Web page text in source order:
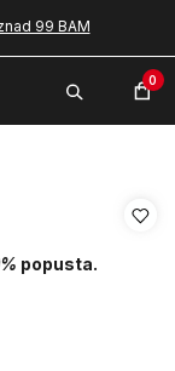
99 BAM
0
popusta.